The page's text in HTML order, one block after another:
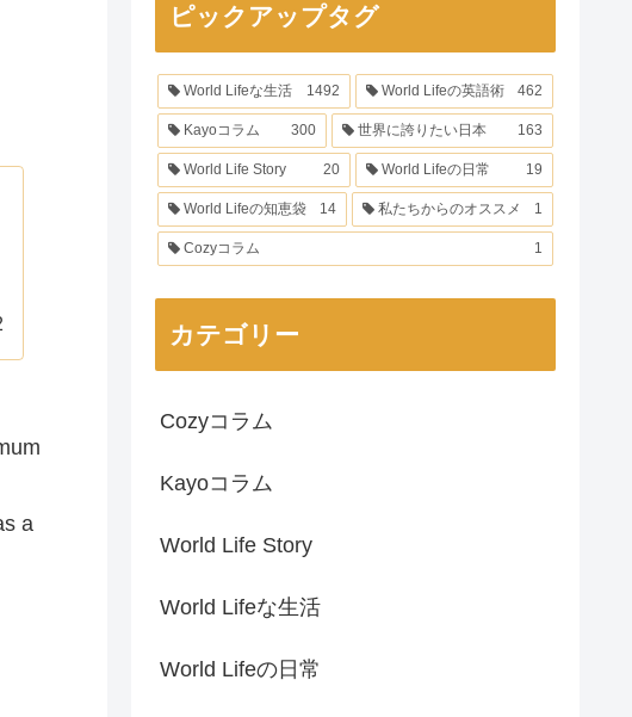
a
ピックアップタグ
World Lifeな生活 1492 World Lifeの英語術 462
Kayoコラム 300 世界に誇りたい日本 163
World Life Story 20 World Lifeの日常 19
World Lifeの知恵袋 14 私たちからのオススメ 1
Cozyコラム 1
カテゴリー
Cozyコラム
Kayoコラム
World Life Story
World Lifeな生活
World Lifeの日常